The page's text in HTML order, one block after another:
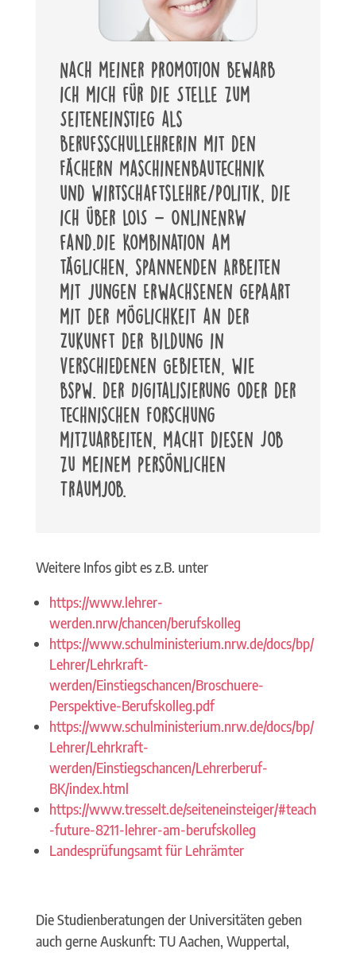
Nach meiner Promotion bewarb
ich mich für die Stelle zum
Seiteneinstieg als
Berufsschullehrerin mit den
Fächern Maschinenbautechnik
und Wirtschaftslehre/Politik, die
ich über LOIS – OnlineNRW
fand.Die Kombination am
täglichen, spannenden Arbeiten
mit jungen Erwachsenen gepaart
mit der Möglichkeit an der
Zukunft der Bildung in
verschiedenen Gebieten, wie
bspw. der Digitalisierung oder der
technischen Forschung
mitzuarbeiten, macht diesen Job
zu meinem persönlichen
Traumjob.
Weitere Infos gibt es z.B. unter
https://www.lehrer-
werden.nrw/chancen/berufskolleg
https://www.schulministerium.nrw.de/docs/bp/
Lehrer/Lehrkraft-
werden/Einstiegschancen/Broschuere-
Perspektive-Berufskolleg.pdf
https://www.schulministerium.nrw.de/docs/bp/
Lehrer/Lehrkraft-
werden/Einstiegschancen/Lehrerberuf-
BK/index.html
https://www.tresselt.de/seiteneinsteiger/#teach
-future-8211-lehrer-am-berufskolleg
Landesprüfungsamt für Lehrämter
Die Studienberatungen der Universitäten geben
auch gerne Auskunft: TU Aachen, Wuppertal,